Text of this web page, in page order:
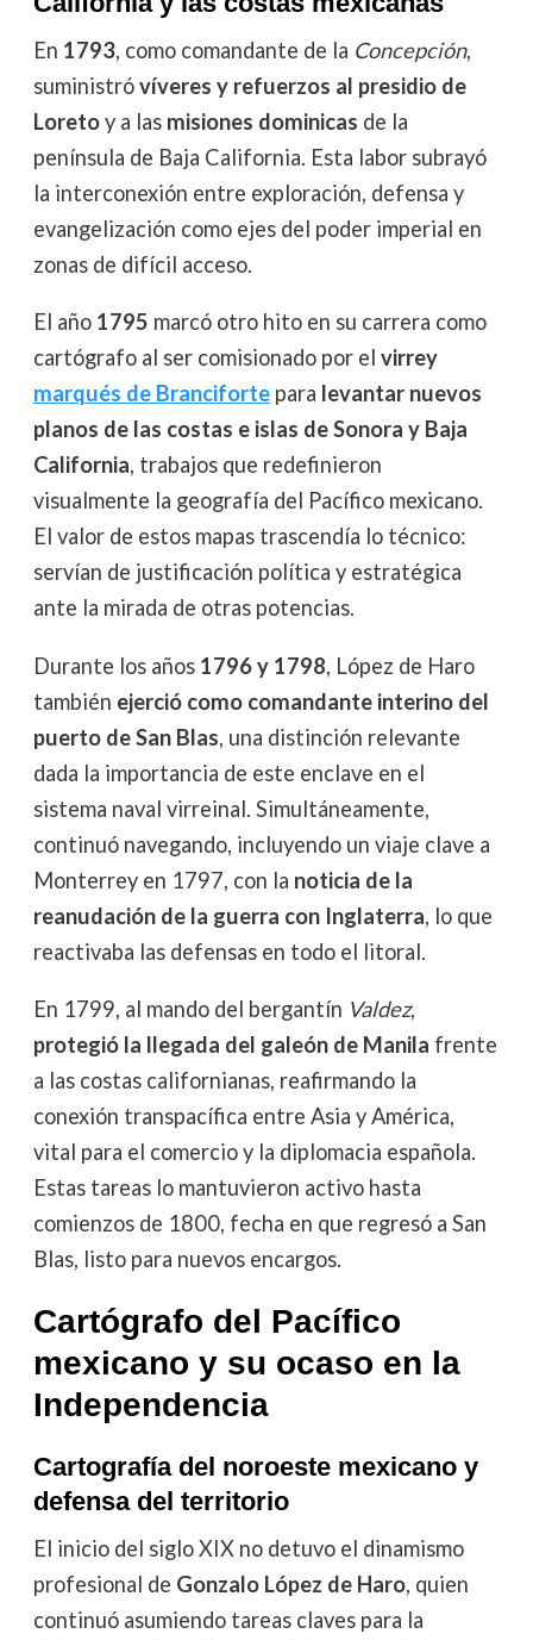
En 1793, como comandante de la Concepción,
suministróvíveres y refuerzos al presidio de
Loretoy a las misiones dominicas de la
península de Baja California. Esta labor subrayó
la interconexión entre exploración, defensa y
evangelización como ejes del poder imperial en
zonas de difícil acceso.
El año 1795 marcó otro hito en su carrera como
cartógrafo al ser comisionado por el virrey
marqués de Brancifortepara levantar nuevos
planos de las costas e islas de Sonora y Baja
California, trabajos que redefinieron
visualmente la geografía del Pacífico mexicano.
El valor de estos mapas trascendía lo técnico:
servían de justificación política y estratégica
ante la mirada de otras potencias.
Durante los años 1796 y 1798, López de Haro
también ejerció como comandante interino del
puerto de San Blas, una distinción relevante
dada la importancia de este enclave en el
sistema naval virreinal. Simultáneamente,
continuó navegando, incluyendo un viaje clave a
Monterrey en 1797, con la noticia de la
reanudación de la guerra con Inglaterra, lo que
reactivaba las defensas en todo el litoral.
En 1799, al mando del bergantín Valdez,
protegió la llegada del galeón de Manila frente
a las costas californianas, reafirmando la
conexión transpacífica entre Asia y América,
vital para el comercio y la diplomacia española.
Estas tareas lo mantuvieron activo hasta
comienzos de 1800, fecha en que regresó a San
Blas, listo para nuevos encargos.
Cartógrafo del Pacífico
mexicano y su ocaso en la
Independencia
Cartografía del noroeste mexicano y
defensa del territorio
El inicio del siglo XIX no detuvo el dinamismo
profesional de Gonzalo López de Haro, quien
continuó asumiendo tareas claves para la